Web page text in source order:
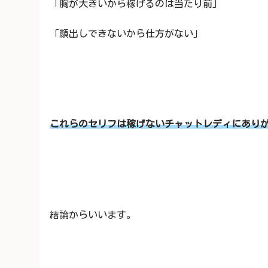
「胸が大きいから稼げるのは当たり前」
「顔出しできないから仕方がない」
これらのセリフは稼げないチャットレディにあり
結論からいいます。